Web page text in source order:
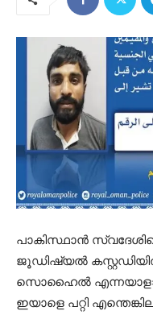
പാകിസ്ഥാന്‍
ജൂഡിഷ്യൽ
സൊഹൈല്‍
ഇയാളെ പറ്റി